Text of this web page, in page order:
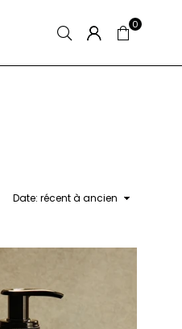
0
Appliquer